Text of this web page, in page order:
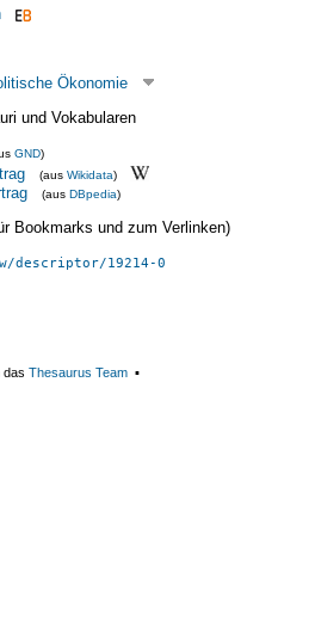
Ökonomie
und Vokabularen
GND)
(aus Wikidata)
(aus DBpedia)
Bookmarks und zum Verlinken)
descriptor/19214-0
das Thesaurus Team ▪